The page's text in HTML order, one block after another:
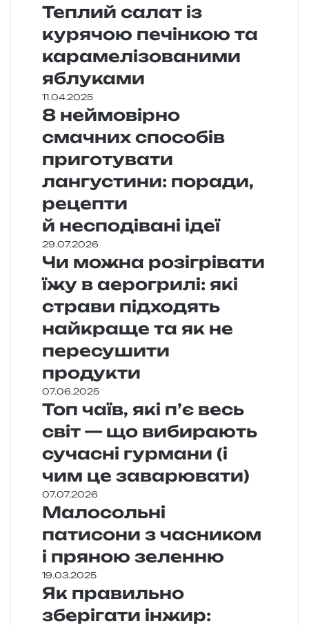
Теплий салат із
курячою печінкою та
карамелізованими
яблуками
11.04.2025
8 неймовірно
смачних способів
приготувати
лангустини: поради,
рецепти
й несподівані ідеї
29.07.2026
Чи можна розігрівати
їжу в аерогрилі: які
страви підходять
найкраще та як не
пересушити
продукти
07.06.2025
Топ чаїв, які п’є весь
світ — що вибирають
сучасні гурмани (і
чим це заварювати)
07.07.2026
Малосольні
патисони з часником
і пряною зеленню
19.03.2025
Як правильно
зберігати інжир: